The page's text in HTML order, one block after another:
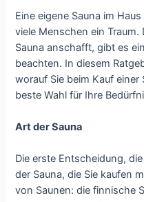
Eine eigene Sauna im
viele Menschen ein
Sauna anschafft, gibt es
beachten. In diesem
worauf Sie beim Kauf
beste Wahl für Ihre
Art der Sauna
Die erste Entscheidung,
der Sauna, die Sie kaufen
von Saunen: die finnische